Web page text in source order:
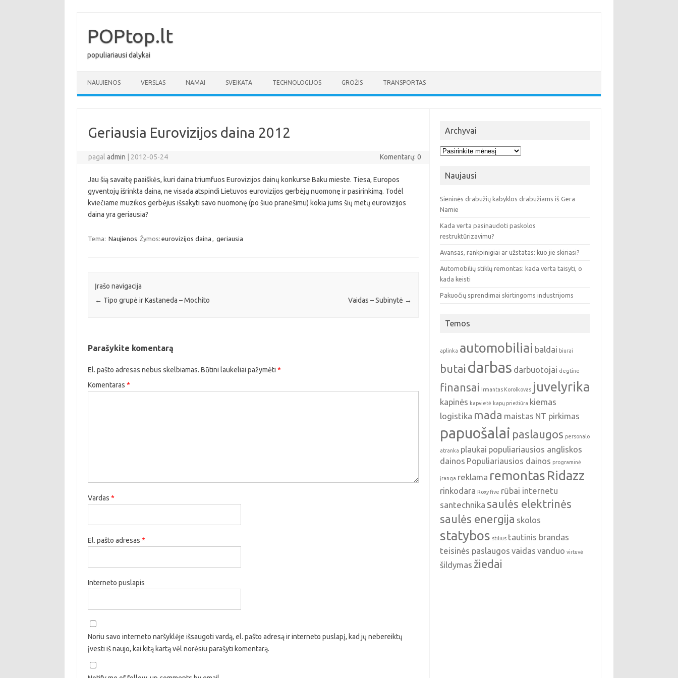
turinioPOPtop.lt
populiariausi dalykai
NAUJIENOS VERSLAS NAMAI SVEIKATA TECHNOLOGIJOS GROŽIS TRANSPORTAS
Geriausia Eurovizijos daina 2012
pagaladmin 2012-05-24 Komentarų: 0
Jau šią savaitę paaiškės, kuri daina triumfuos Eurovizijos dainų konkurse Baku mieste. Tiesa, Europos
gyventojų išrinkta daina, ne visada atspindi Lietuvos eurovizijos gerbėjų nuomonę ir pasirinkimą. Todėl
kviečiame muzikos gerbėjus išsakyti savo nuomonę (po šiuo pranešimu) kokia jums šių metų eurovizijos
daina yra geriausia?
Tema: Naujienos Žymos: eurovizijos daina , geriausia
Įrašo navigacija
← Tipo grupė ir Kastaneda – Mochito Vaidas – Subinytė →
Parašykite komentarą
El. pašto adresas nebus skelbiamas. Būtini laukeliai pažymėti *
Komentaras *
Vardas *
El. pašto adresas *
Interneto puslapis
Noriu savo interneto naršyklėje išsaugoti vardą, el. pašto adresą ir interneto puslapį, kad jų nebereiktų
įvesti iš naujo, kai kitą kartą vėl norėsiu parašyti komentarą.
Archyvai
Archyvai
Naujausi
Sieninės drabužių kabyklos drabužiams iš Gera
Namie
Kada verta pasinaudoti paskolos
restruktūrizavimu?
Avansas, rankpinigiai ar užstatas: kuo jie skiriasi?
Automobilių stiklų remontas: kada verta taisyti, o
kada keisti
Pakuočių sprendimai skirtingoms industrijoms
Temos
aplinka automobiliai baldai biurai
butai darbas darbuotojai degtine
finansai Irmantas Korolkovas juvelyrika
kapinės kapvietė kapų priežiūra kiemas
logistika mada maistas NT pirkimas
papuošalai paslaugos personalo
atranka plaukai populiariausios angliskos
dainos Populiariausios dainos programinė
įranga reklama remontas Ridazz
rinkodara Roxy five rūbai internetu
santechnika saulės elektrinės
saulės energija skolos
statybos stilius tautinis brandas
teisinės paslaugos vaidas vanduo virtuvė
šildymas žiedai